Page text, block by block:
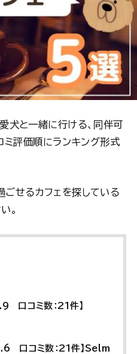
犬と一緒に行ける、同伴可
評価順にランキング形式
ごせるカフェを探している
。
口コミ数：21件】
口コミ数：21件】Selm